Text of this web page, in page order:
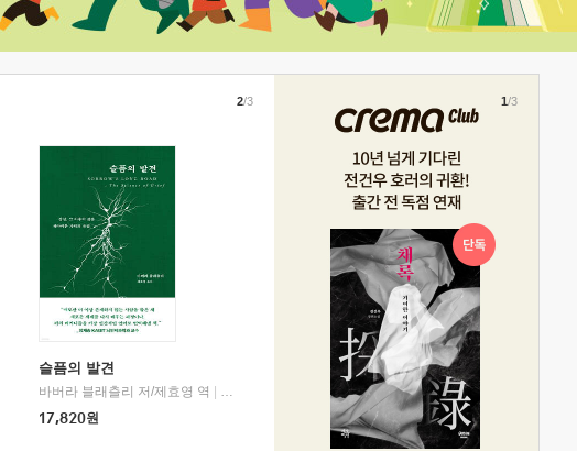
슬픔의 발견
바버라 블래츨리 저/제효영 역
디플롯
17,820원
2/3 1/3